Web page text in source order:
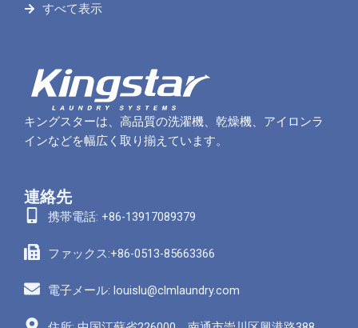
すべて表示
キングスターは、高品質の洗濯機、乾燥機、アイロンラ
インなどを幅広く取り揃えています。
連絡先
携帯電話: +86-13917089379
ファックス:+86-0513-85663366
電子メール: louislu@clmlaundry.com